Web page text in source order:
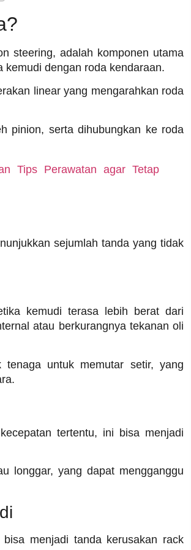
steering, adalah komponen utama
dengan roda kendaraan.
linear yang mengarahkan roda
pinion, serta dihubungkan ke roda
Tips Perawatan agar Tetap
sejumlah tanda yang tidak
kemudi terasa lebih berat dari
atau berkurangnya tekanan oli
tenaga untuk memutar setir, yang
tertentu, ini bisa menjadi
longgar, yang dapat mengganggu
menjadi tanda kerusakan rack